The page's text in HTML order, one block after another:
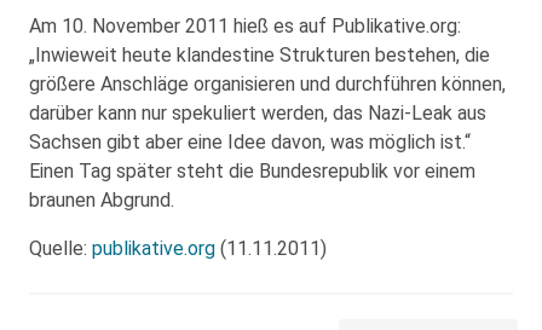
Am 10. November 2011 hieß es auf Publikative.org:
„Inwieweit heute klandestine Strukturen bestehen, die
größere Anschläge organisieren und durchführen können,
darüber kann nur spekuliert werden, das Nazi-Leak aus
Sachsen gibt aber eine Idee davon, was möglich ist.“
Einen Tag später steht die Bundesrepublik vor einem
braunen Abgrund.
Quelle: publikative.org (11.11.2011)